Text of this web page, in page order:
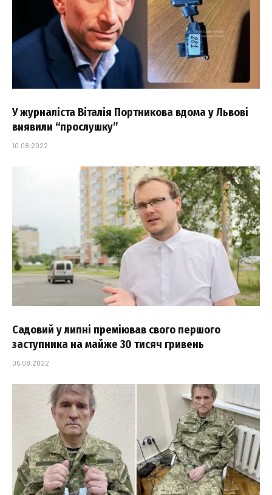
У журналіста Віталія Портникова вдома у Львові
виявили “прослушку”
10.08.2022
Садовий у липні преміював свого першого
заступника на майже 30 тисяч гривень
05.08.2022